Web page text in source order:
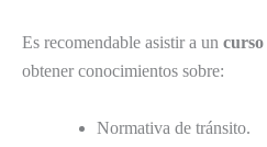
Es recomendable asistir a un curso
obtener conocimientos sobre:
Normativa de tránsito.